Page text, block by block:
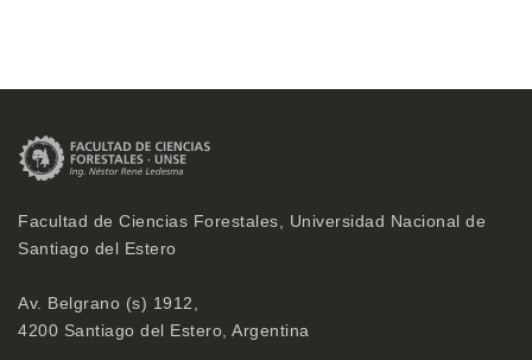
Facultad de Ciencias Forestales, Universidad Nacional de
Santiago del Estero
Av. Belgrano (s) 1912,
4200 Santiago del Estero, Argentina